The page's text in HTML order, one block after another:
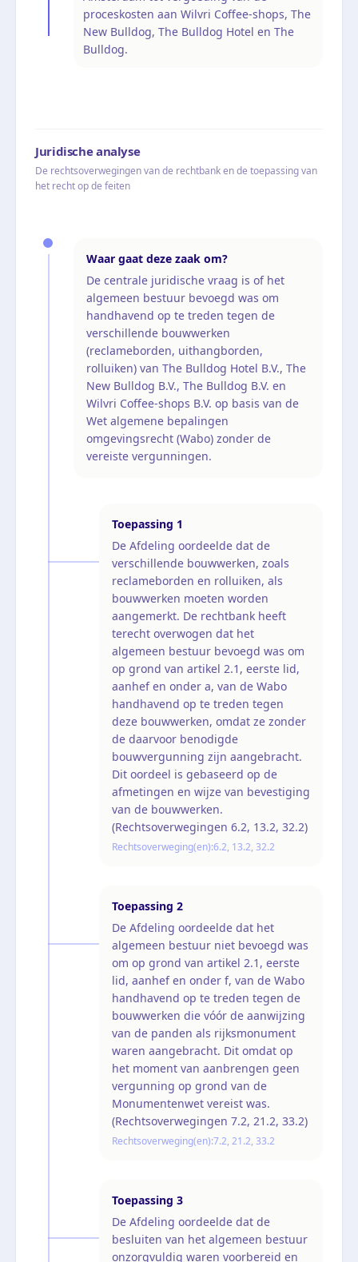
proceskosten aan Wilvri Coffee-shops, The
New Bulldog, The Bulldog Hotel en The
Bulldog.
Juridische analyse
De rechtsoverwegingen van de rechtbank en de toepassing van
het recht op de feiten
Waar gaat deze zaak om?
De centrale juridische vraag is of het
algemeen bestuur bevoegd was om
handhavend op te treden tegen de
verschillende bouwwerken
(reclameborden, uithangborden,
rolluiken) van The Bulldog Hotel B.V., The
New Bulldog B.V., The Bulldog B.V. en
Wilvri Coffee-shops B.V. op basis van de
Wet algemene bepalingen
omgevingsrecht (Wabo) zonder de
vereiste vergunningen.
Toepassing 1
De Afdeling oordeelde dat de
verschillende bouwwerken, zoals
reclameborden en rolluiken, als
bouwwerken moeten worden
aangemerkt. De rechtbank heeft
terecht overwogen dat het
algemeen bestuur bevoegd was om
op grond van artikel 2.1, eerste lid,
aanhef en onder a, van de Wabo
handhavend op te treden tegen
deze bouwwerken, omdat ze zonder
de daarvoor benodigde
bouwvergunning zijn aangebracht.
Dit oordeel is gebaseerd op de
afmetingen en wijze van bevestiging
van de bouwwerken.
(Rechtsoverwegingen 6.2, 13.2, 32.2)
Rechtsoverweging(en):6.2, 13.2, 32.2
Toepassing 2
De Afdeling oordeelde dat het
algemeen bestuur niet bevoegd was
om op grond van artikel 2.1, eerste
lid, aanhef en onder f, van de Wabo
handhavend op te treden tegen de
bouwwerken die vóór de aanwijzing
van de panden als rijksmonument
waren aangebracht. Dit omdat op
het moment van aanbrengen geen
vergunning op grond van de
Monumentenwet vereist was.
(Rechtsoverwegingen 7.2, 21.2, 33.2)
Rechtsoverweging(en):7.2, 21.2, 33.2
Toepassing 3
De Afdeling oordeelde dat de
besluiten van het algemeen bestuur
onzorgvuldig waren voorbereid en